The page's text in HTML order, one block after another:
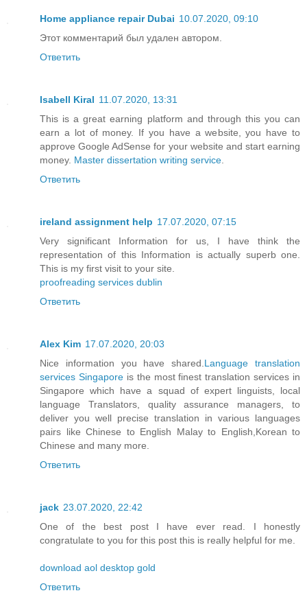
Home appliance repair Dubai 10.07.2020, 09:10
Этот комментарий был удален автором.
Ответить
Isabell Kiral 11.07.2020, 13:31
This is a great earning platform and through this you can
earn a lot of money. If you have a website, you have to
approve Google AdSense for your website and start earning
money. Master dissertation writing service
Ответить
ireland assignment help 17.07.2020, 07:15
Very significant Information for us, I have think the
representation of this Information is actually superb one.
This is my first visit to your site.
proofreading services dublin
Ответить
Alex Kim 17.07.2020, 20:03
Nice information you have shared. Language translation
services Singaporeis the most finest translation services in
Singapore which have a squad of expert linguists, local
language Translators, quality assurance managers, to
deliver you well precise translation in various languages
pairs like Chinese to English Malay to English,Korean to
Chinese and many more.
Ответить
jack 23.07.2020, 22:42
One of the best post I have ever read. I honestly
congratulate to you for this post this is really helpful for me.
download aol desktop gold
Ответить